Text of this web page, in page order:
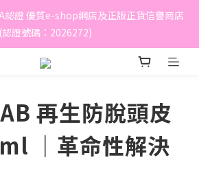
認證 優質e-shop網店及正版正貨信譽商店
(認證號碼：2026272)
再生防脫頭皮
｜革命性解決